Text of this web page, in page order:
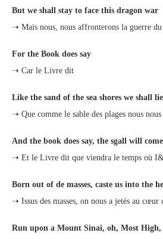
But we shall stay to face this dragon war
➝ Mais nous, nous affronterons la guerre du
For the Book does say
➝ Car le Livre dit
Like the sand of the sea shores we shall lie
➝ Que comme le sable des plages nous
And the book does say, the sgall will
➝ Et le Livre dit que viendra le temps où
Born out of de masses, caste us into the
➝ Issus des masses, on nous a jetés au cœur
Run upon a Mount Sinai, oh, Most High,